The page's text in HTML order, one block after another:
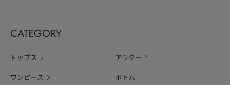
CATEGORY
トップス アウター
ワンピース ボトム